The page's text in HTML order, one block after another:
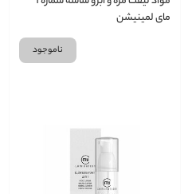
مای لمینیشن
ناموجود